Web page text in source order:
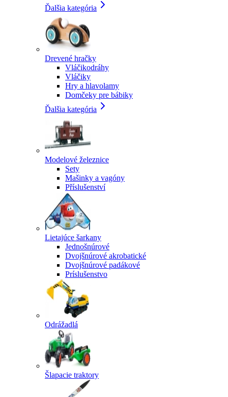
Ďalšia kategória
Drevené hračky
Vláčikodráhy
Vláčiky
Hry a hlavolamy
Domčeky pre bábiky
Ďalšia kategória
Modelové železnice
Sety
Mašinky a vagóny
Příslušenství
Lietajúce šarkany
Jednošnúrové
Dvojšnúrové akrobatické
Dvojšnúrové padákové
Príslušenstvo
Odrážadlá
Šlapacie traktory